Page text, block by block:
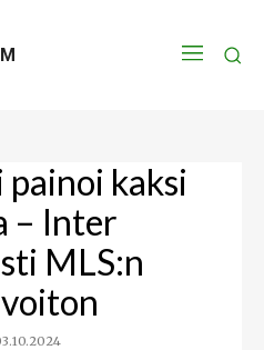
kaksi
– Inter
MLS:n